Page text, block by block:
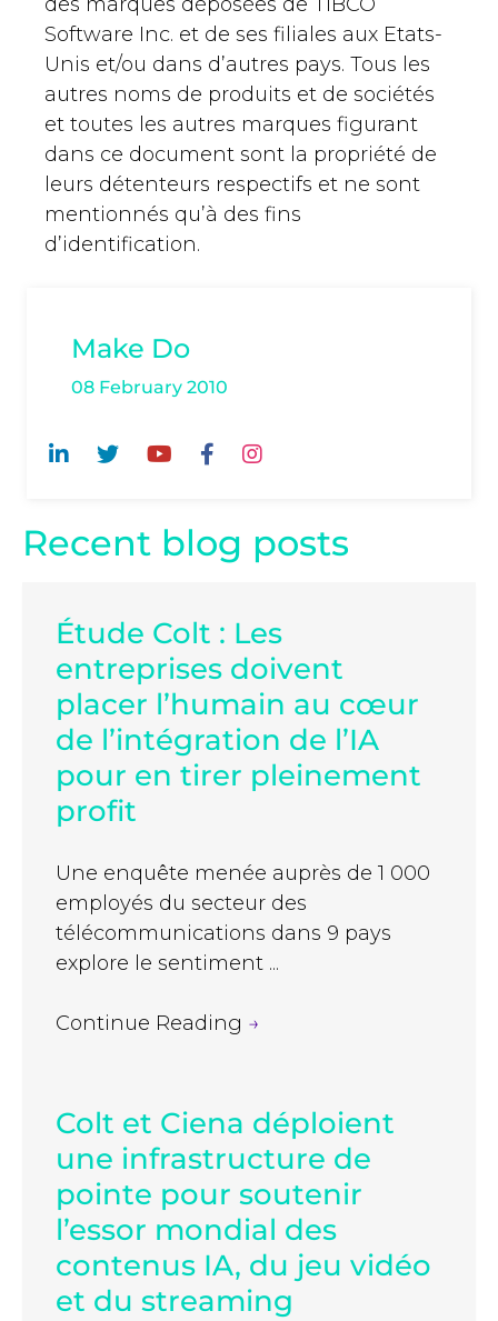
Software Inc. et de ses filiales aux Etats-
Unis et/ou dans d’autres pays. Tous les
autres noms de produits et de sociétés
et toutes les autres marques figurant
dans ce document sont la propriété de
leurs détenteurs respectifs et ne sont
mentionnés qu’à des fins
d’identification.
Make Do
08 February 2010
Recent blog posts
Étude Colt : Les
entreprises doivent
placer l’humain au cœur
de l’intégration de l’IA
pour en tirer pleinement
profit
Une enquête menée auprès de 1 000
employés du secteur des
télécommunications dans 9 pays
explore le sentiment ...
Continue Reading →
Colt et Ciena déploient
une infrastructure de
pointe pour soutenir
l’essor mondial des
contenus IA, du jeu vidéo
et du streaming